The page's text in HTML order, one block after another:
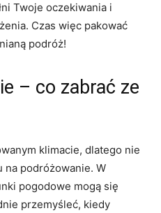
Twoje ​oczekiwania ⁤i
​Czas więc pakować
podróż!
– co zabrać ze‌
klimacie, dlatego nie
na ⁤podróżowanie. W
pogodowe mogą się
przemyśleć, kiedy